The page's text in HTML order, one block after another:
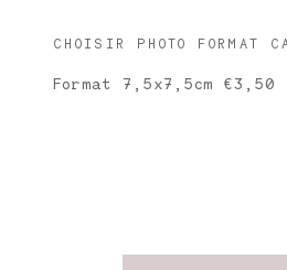
CHOISIR PHOTO FORMAT
Format 7,5x7,5cm €3,50